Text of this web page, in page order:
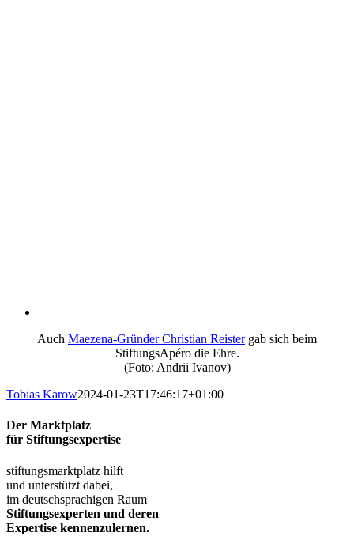
Auch Maezena-Gründer Christian Reistergab sich beim
StiftungsApéro die Ehre.
(Foto: Andrii Ivanov)
Tobias Karow2024-01-23T17:46:17+01:00
Der Marktplatz
für Stiftungsexpertise
stiftungsmarktplatz hilft
und unterstützt dabei,
im deutschsprachigen Raum
Stiftungsexperten und deren
Expertise kennenzulernen.